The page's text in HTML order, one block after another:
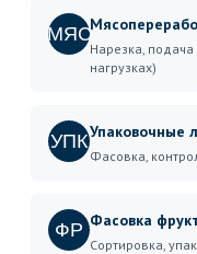
МЯС
Нарезка,
нагрузках)
УПКУпаковочные
Фасовка,
ФР Фасовка
Сортировка,